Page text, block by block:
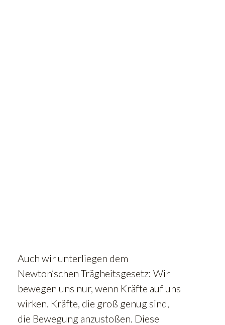
Auch wir unterliegen dem
Newton’schen Trägheitsgesetz: Wir
bewegen uns nur, wenn Kräfte auf uns
wirken. Kräfte, die groß genug sind,
die Bewegung anzustoßen. Diese